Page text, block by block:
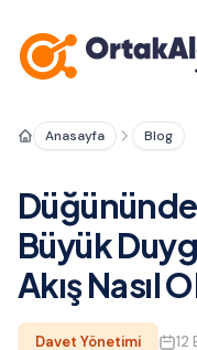
Anasayfa Blog
Büyük
Akış Nasıl
Davet Yönetimi 12